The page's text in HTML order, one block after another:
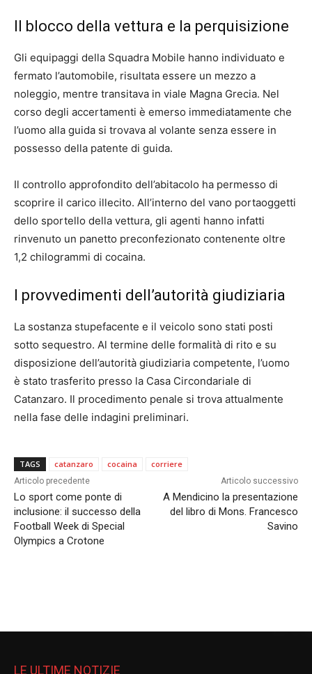
Il blocco della vettura e la perquisizione
Gli equipaggi della Squadra Mobile hanno individuato e
fermato l’automobile, risultata essere un mezzo a
noleggio, mentre transitava in viale Magna Grecia. Nel
corso degli accertamenti è emerso immediatamente che
l’uomo alla guida si trovava al volante senza essere in
possesso della patente di guida.
Il controllo approfondito dell’abitacolo ha permesso di
scoprire il carico illecito. All’interno del vano portaoggetti
dello sportello della vettura, gli agenti hanno infatti
rinvenuto un panetto preconfezionato contenente oltre
1,2 chilogrammi di cocaina.
I provvedimenti dell’autorità giudiziaria
La sostanza stupefacente e il veicolo sono stati posti
sotto sequestro. Al termine delle formalità di rito e su
disposizione dell’autorità giudiziaria competente, l’uomo
è stato trasferito presso la Casa Circondariale di
Catanzaro. Il procedimento penale si trova attualmente
nella fase delle indagini preliminari.
TAGS catanzaro cocaina corriere
Articolo precedente
Lo sport come ponte di
inclusione: il successo della
Football Week di Special
Olympics a Crotone
Articolo successivo
A Mendicino la presentazione
del libro di Mons. Francesco
Savino
LE ULTIME NOTIZIE